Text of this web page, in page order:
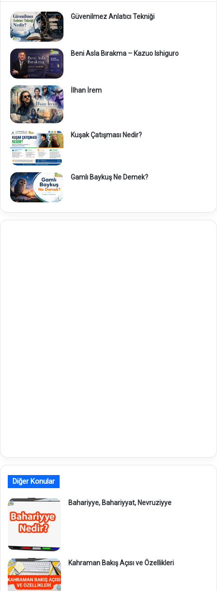
Güvenilmez Anlatıcı Tekniği
Beni Asla Bırakma – Kazuo Ishiguro
İlhan İrem
Kuşak Çatışması Nedir?
Gamlı Baykuş Ne Demek?
Diğer Konular
Bahariyye, Bahariyyat, Nevruziyye
Kahraman Bakış Açısı ve Özellikleri